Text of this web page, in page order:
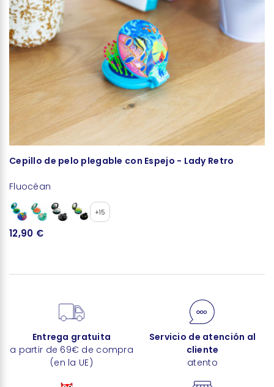
Cepillo de pelo plegable con Espejo - Lady Retro
Fluocéan
+15
12,90 €
Entrega gratuita
a partir de 69€ de compra
(en la UE)
Servicio de atención al
cliente
atento